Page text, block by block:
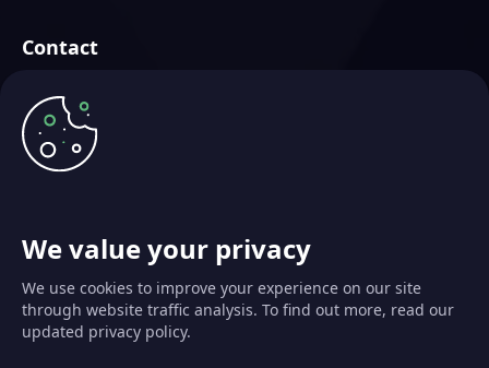
We value your privacy
We use cookies to improve your experience on our site
through website traffic analysis. To find out more, read our
updated privacy policy.
Contact
Futurae Technologies AG
Basé à Zürich, Suisse
info@futurae.com
+41 (0) 44 500 88 26